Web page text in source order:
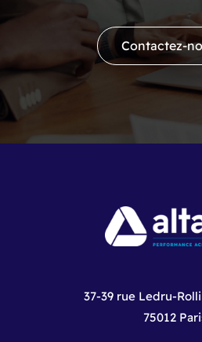
Contactez-
37-39 rue Ledru-
75012